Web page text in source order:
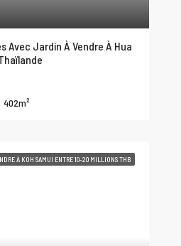
Avec Jardin À Vendre À Hua
402m²
À KOH SAMUI ENTRE 10-20 MILLIONS THB